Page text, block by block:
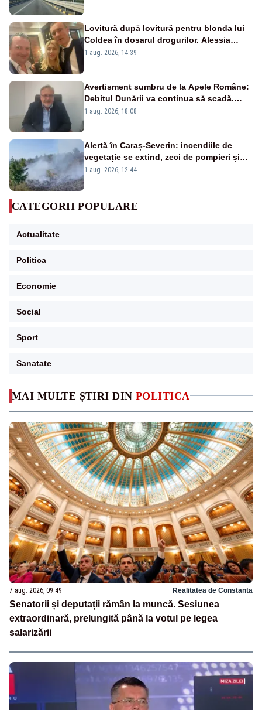
MAI MULTE ȘTIRI DIN POLITICA
7 aug. 2026, 09:49 Realitatea de Constanta
Senatorii și deputații rămân la muncă. Sesiunea
extraordinară, prelungită până la votul pe legea
salarizării
Lovitură după lovitură pentru blonda lui
Coldea în dosarul drogurilor. Alessia
Păcuraru explică decizia magistraților
1 aug. 2026, 14:39
Avertisment sumbru de la Apele Române:
Debitul Dunării va continua să scadă.
Cernavodă s-ar putea închide în 4 zile
1 aug. 2026, 18:08
Alertă în Caraș-Severin: incendiile de
vegetație se extind, zeci de pompieri și
silvicultori se luptă cu flăcările - VIDEO
1 aug. 2026, 12:44
CATEGORII POPULARE
Actualitate
Politica
Economie
Social
Sport
Sanatate